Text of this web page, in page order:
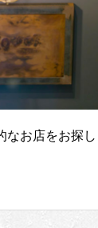
なお店をお探し